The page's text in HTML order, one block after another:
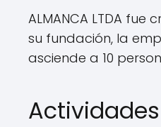
ALMANCA LTDA
su fundación, la
asciende a 10